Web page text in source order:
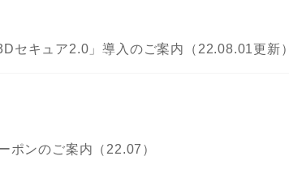
セキュア2.0」導入のご案内（22.08.01更新）
ポンのご案内（22.07）